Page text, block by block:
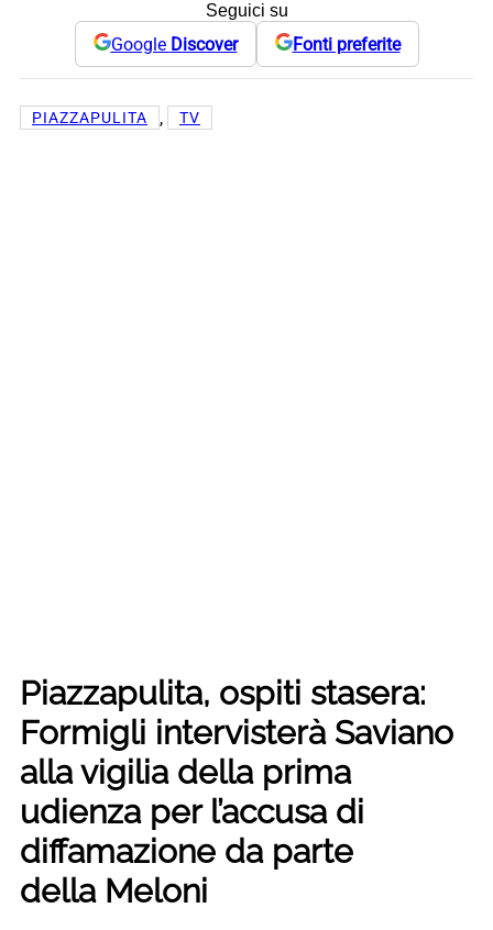
Seguici su
Google Discover Fonti preferite
PIAZZAPULITA , TV
Piazzapulita, ospiti stasera:
Formigli intervisterà Saviano
alla vigilia della prima
udienza per l’accusa di
diffamazione da parte
della Meloni